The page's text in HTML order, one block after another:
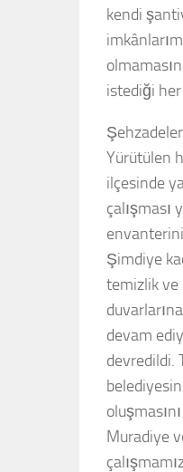
kendi
istediği
Yürütülen
ilçesinde
çalışması
Şimdiye
temizlik ve
devam
devredildi.
Muradiye